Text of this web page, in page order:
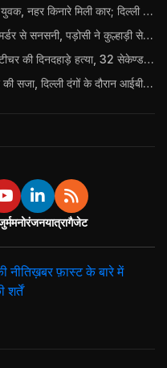
गुरुग्राम में नौकरी के पहले दिन लापता हुआ युवक, नहर किनारे मिली कार; दिल्ली पुलिस ने दर्ज की FIR
Jharkhand News:बोकरो में ट्रिपल मर्डर से सनसनी, पड़ोसी ने कुल्हाड़ी से पति-पत्नी और बहु की हत्या की
Haryana News: फरीदाबाद में महिला टीचर की दिनदहाड़े हत्या, 32 सेकेण्ड में 34 बार किया वार
ताहिर हुसैन समेस 5 लोगों को मिली उम्रकैद की सजा, दिल्ली दंगों के दौरान आईबी अधिकारी का किया था कत्ल
मनोरंजनयात्रागैजेट
नीतिख़बर फ़ास्ट के बारे में
शर्तें